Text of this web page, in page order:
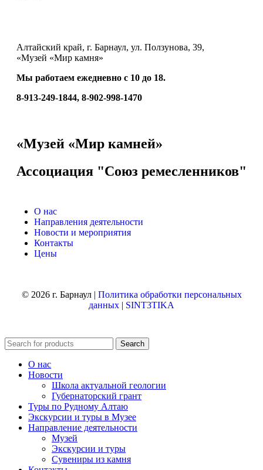
Алтайский край, г. Барнаул, ул. Ползунова, 39,
«Музей «Мир камня»
Мы работаем ежедневно с 10 до 18.
8-913-249-1844, 8-902-998-1470
«Музей «Мир камней»
Ассоциация "Союз ремесленников"
О нас
Направления деятельности
Новости и мероприятия
Контакты
Цены
© 2026 г. Барнаул | Политика обработки персональных
данных | SINT3TIKA
Search
О нас
Новости
Школа актуальной геологии
Губернаторский грант
Туры по Рудному Алтаю
Экскурсии и туры в Музее
Направление деятельности
Музей
Экскурсии и туры
Сувениры из камня